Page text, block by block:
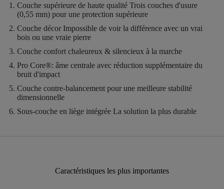
Couche supérieure de haute qualité Trois couches d'usure
(0,55 mm) pour une protection supérieure
Couche décor Impossible de voir la différence avec un vrai
bois ou une vraie pierre
Couche confort chaleureux & silencieux à la marche
Pro Core®: âme centrale avec réduction supplémentaire du
bruit d'impact
Couche contre-balancement pour une meilleure stabilité
dimensionnelle
Sous-couche en liège intégrée La solution la plus durable
Caractéristiques les plus importantes